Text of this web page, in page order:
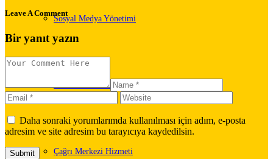
Sosyal Medya Yönetimi
Web Tasarımı ve Yönetimi
Çağrı Merkezi Hizmeti
Leave A Comment
Bir yanıt yazın
Daha sonraki yorumlarımda kullanılması için adım, e-posta
adresim ve site adresim bu tarayıcıya kaydedilsin.